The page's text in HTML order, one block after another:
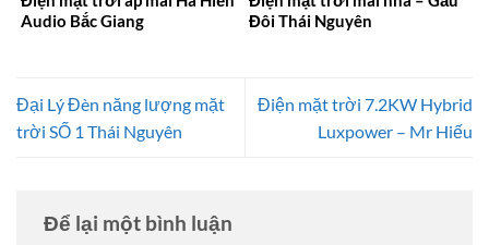
Audio Bắc Giang
Đôi Thái Nguyên
Đại Lý Đèn năng lượng mặt
trời SỐ 1 Thái Nguyên
Điện mặt trời 7.2KW Hybrid
Luxpower – Mr Hiếu
Để lại một bình luận